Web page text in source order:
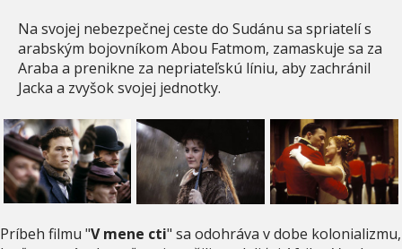
Na svojej nebezpečnej ceste do Sudánu sa spriatelí s
arabským bojovníkom Abou Fatmom, zamaskuje sa za
Araba a prenikne za nepriateľskú líniu, aby zachránil
Jacka a zvyšok svojej jednotky.
Príbeh filmu "V mene cti" sa odohráva v dobe kolonializmu,